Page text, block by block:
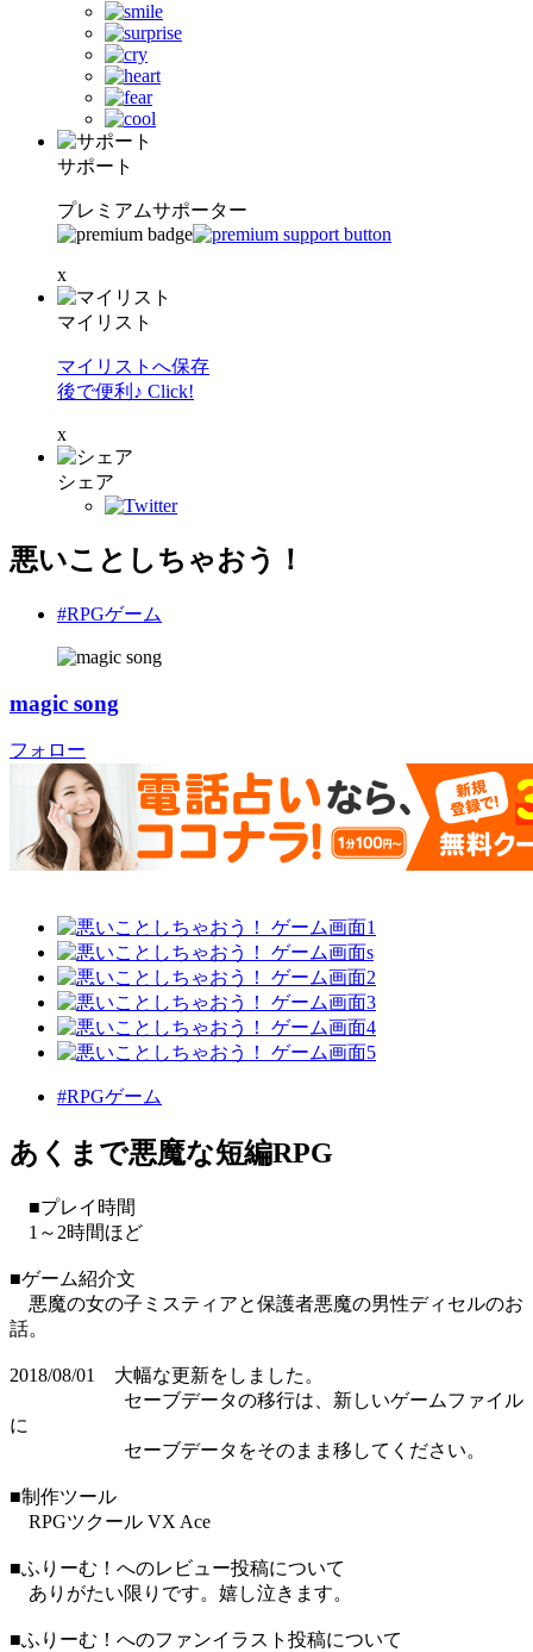
サポート
プレミアムサポーター
x
マイリスト
マイリストへ保存
後で便利♪ Click!
x
シェア
悪いことしちゃおう！
#RPGゲーム
magic song
フォロー
#RPGゲーム
あくまで悪魔な短編RPG
■プレイ時間
1～2時間ほど
■ゲーム紹介文
悪魔の女の子ミスティアと保護者悪魔の男性ディセルのお
話。
2018/08/01 大幅な更新をしました。
セーブデータの移行は、新しいゲームファイル
に
セーブデータをそのまま移してください。
■制作ツール
RPGツクール VX Ace
■ふりーむ！へのレビュー投稿について
ありがたい限りです。嬉し泣きます。
■ふりーむ！へのファンイラスト投稿について